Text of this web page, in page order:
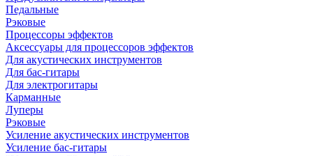
Педальные
Рэковые
Процессоры эффектов
Аксессуары для процессоров эффектов
Для акустических инструментов
Для бас-гитары
Для электрогитары
Карманные
Луперы
Рэковые
Усиление акустических инструментов
Усиление бас-гитары